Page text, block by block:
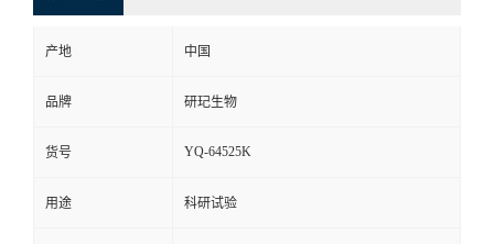
产地 中国
品牌 研玘生物
货号 YQ-64525K
用途 科研试验